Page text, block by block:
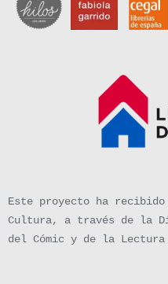
Este proyecto ha
Cultura, a través de la
del Cómic y de la Lectura